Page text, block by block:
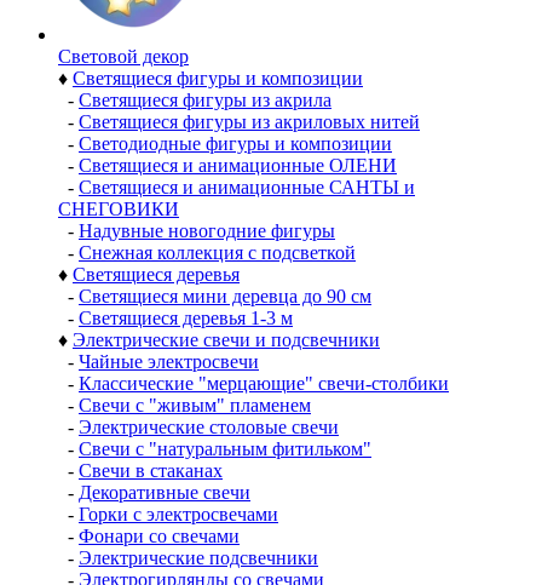
Световой декор
♦ Светящиеся фигуры и композиции
- Светящиеся фигуры из акрила
- Светящиеся фигуры из акриловых нитей
- Светодиодные фигуры и композиции
- Светящиеся и анимационные ОЛЕНИ
- Светящиеся и анимационные САНТЫ и
СНЕГОВИКИ
- Надувные новогодние фигуры
- Снежная коллекция с подсветкой
♦ Светящиеся деревья
- Светящиеся мини деревца до 90 см
- Светящиеся деревья 1-3 м
♦ Электрические свечи и подсвечники
- Чайные электросвечи
- Классические "мерцающие" свечи-столбики
- Свечи с "живым" пламенем
- Электрические столовые свечи
- Свечи с "натуральным фитильком"
- Свечи в стаканах
- Декоративные свечи
- Горки с электросвечами
- Фонари со свечами
- Электрические подсвечники
- Электрогирлянды со свечами